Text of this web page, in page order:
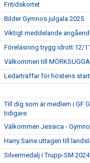
Fritidskortet
Bilder Gymnos julgala 2025
Viktigt meddelande
Föreläsning trygg idrott 12/11
Välkommen till
Ledarträffar för höstens start
Till dig som är medlem i GF
tidigare.
Välkommen Jessica -
Harry Saine uttagen till
Silvermedalj i Trupp-SM 2024